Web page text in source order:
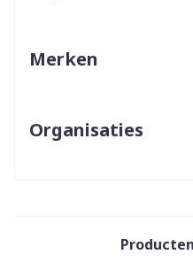
Merken
Organisaties
Producten